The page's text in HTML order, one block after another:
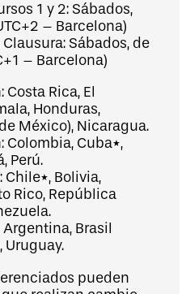
1 y 2: Sábados,
– Barcelona)
Sábados, de
– Barcelona)
Rica, El
Honduras,
México), Nicaragua.
Colombia, Cuba*,
Perú.
Chile*, Bolivia,
Rico, República
Brasil
Uruguay.
pueden